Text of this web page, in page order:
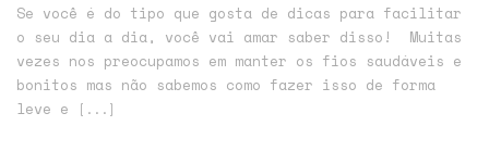
Se você é do tipo que gosta de dicas para facilitar
o seu dia a dia, você vai amar saber disso! Muitas
vezes nos preocupamos em manter os fios saudáveis e
bonitos mas não sabemos como fazer isso de forma
leve e
[...]